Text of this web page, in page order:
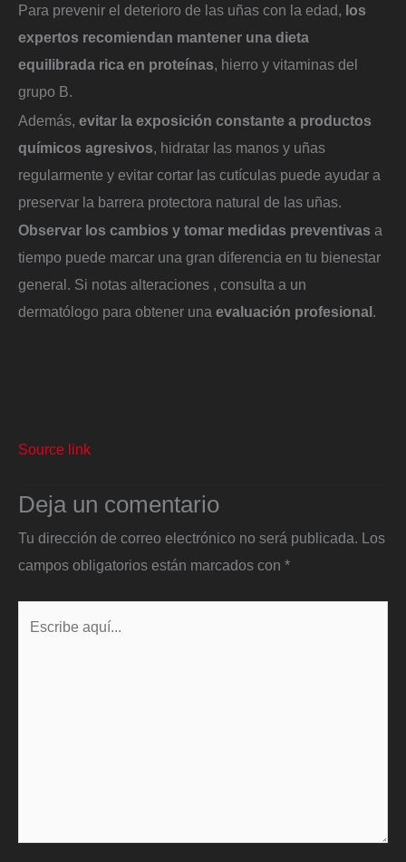
Para prevenir el deterioro de las uñas con la edad, los
expertos recomiendan mantener una dieta
equilibrada rica en proteínas, hierro y vitaminas del
grupo B.
Además, evitar la exposición constante a productos
químicos agresivos , hidratar las manos y uñas
regularmente y evitar cortar las cutículas puede ayudar a
preservar la barrera protectora natural de las uñas.
Observar los cambios y tomar medidas preventivas a
tiempo puede marcar una gran diferencia en tu bienestar
general. Si notas alteraciones , consulta a un
dermatólogo para obtener una evaluación profesional.
Source link
Deja un comentario
Tu dirección de correo electrónico no será publicada.
Los
campos obligatorios están marcados con *